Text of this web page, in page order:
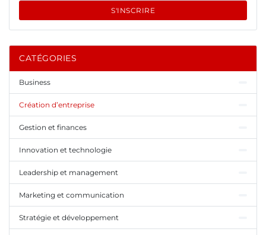
S'INSCRIRE
CATÉGORIES
Business
Création d’entreprise
Gestion et finances
Innovation et technologie
Leadership et management
Marketing et communication
Stratégie et développement